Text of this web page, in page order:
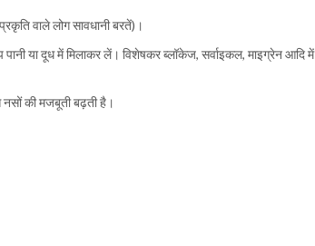
वाले लोग सावधानी बरतें)।
या दूध में मिलाकर लें। विशेषकर ब्लॉकेज, सर्वाइकल, माइग्रेन आदि में
की मजबूती बढ़ती है।